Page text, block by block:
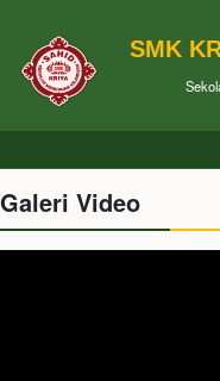
SMK
Galeri Video